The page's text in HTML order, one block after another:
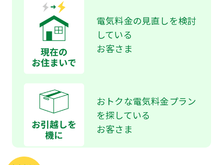
電気料金の見直しを検討
している
お客さま
おトクな電気料金プラン
を探している
お客さま